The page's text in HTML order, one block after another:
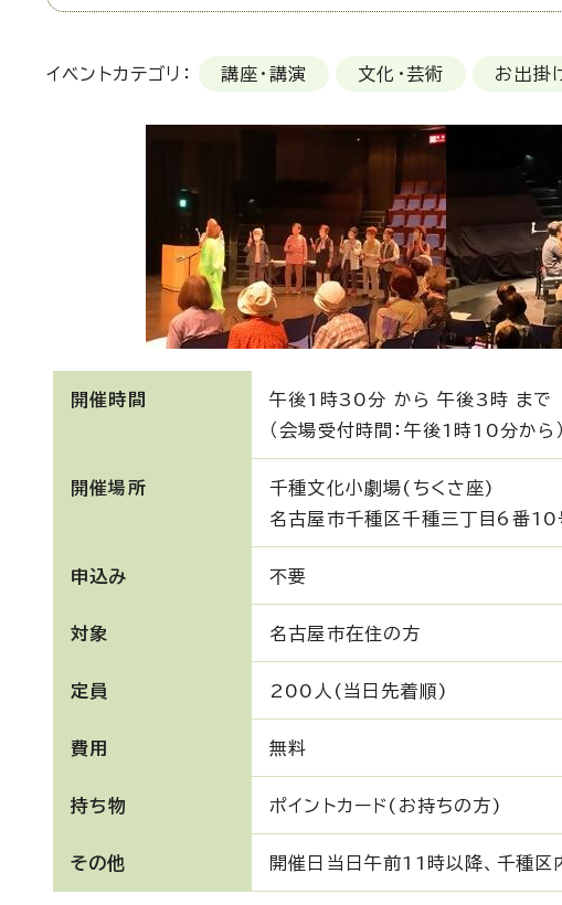
イベントカテゴリ： 講座・講演 文化・芸術 お出掛
開催時間
午後1時30分 から 午後3時 まで
（会場受付時間：午後1時10分から）
開催場所
千種文化小劇場(ちくさ座)
名古屋市千種区千種三丁目6番10
申込み 不要
対象 名古屋市在住の方
定員 200人(当日先着順)
費用 無料
持ち物 ポイントカード(お持ちの方)
その他 開催日当日午前11時以降、千種区